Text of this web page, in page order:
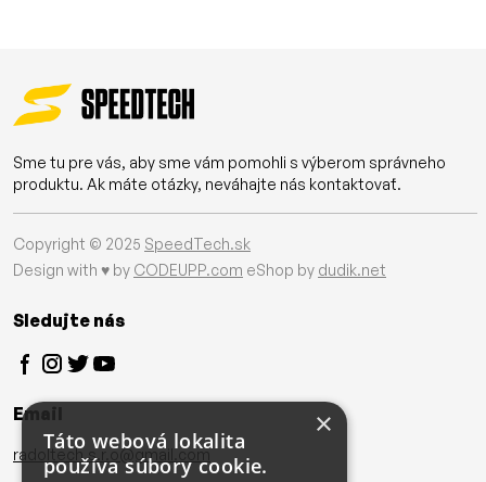
Sme tu pre vás, aby sme vám pomohli s výberom správneho
produktu. Ak máte otázky, neváhajte nás kontaktovať.
Copyright © 2025 SpeedTech.sk
Design with ♥ by CODEUPP.com eShop by dudik.net
Sledujte nás
Email
radoltech.s.r.o@gmail.com
×
Táto webová lokalita
používa súbory cookie.